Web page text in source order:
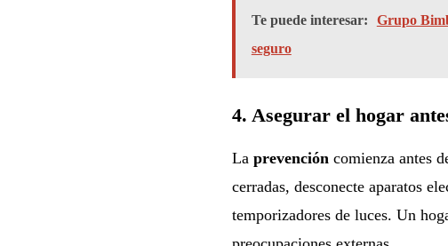
Te puede interesar:
Grupo
seguro
4. Asegurar el hogar
La prevención comienza antes
cerradas, desconecte aparatos
temporizadores de luces. Un